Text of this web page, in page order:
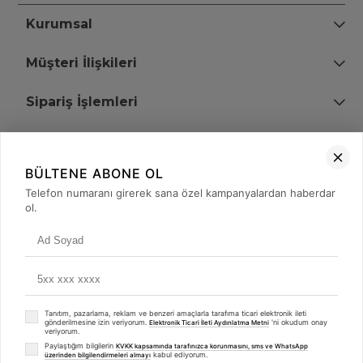
Kurumsal
Müşteri İlişkileri
Sipariş İşlemleri
+90 (850) 473 08 08
BÜLTENE ABONE OL
Telefon numaranı girerek sana özel kampanyalardan haberdar
ol.
Tanıtım, pazarlama, reklam ve benzeri amaçlarla tarafıma ticari elektronik ileti
gönderilmesine izin veriyorum. Elektronik Ticari İleti Aydınlatma Metni 'ni okudum onay
veriyorum.
Paylaştığım bilgilerin KVKK kapsamında tarafınızca korunmasını, sms ve WhatsApp
üzerinden bilgilendirmeleri almayı kabul ediyorum.